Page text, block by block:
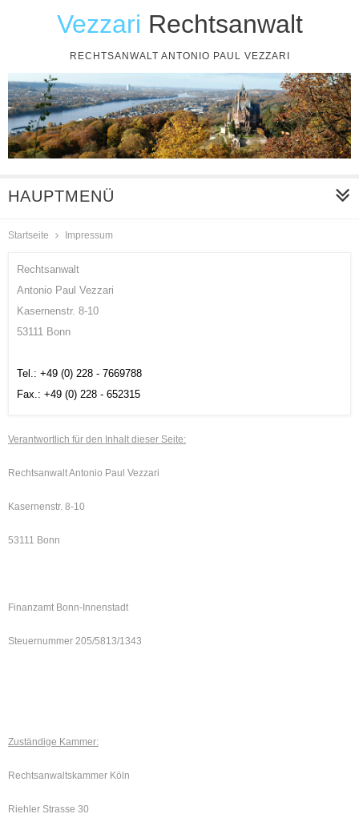
Vezzari Rechtsanwalt
RECHTSANWALT ANTONIO PAUL VEZZARI
HAUPTMENÜ
Startseite Impressum
Rechtsanwalt
Antonio Paul Vezzari
Kasernenstr. 8-10
53111 Bonn
Tel.: +49 (0) 228 - 7669788
Fax.: +49 (0) 228 - 652315
Verantwortlich für den Inhalt dieser Seite:
Rechtsanwalt Antonio Paul Vezzari
Kasernenstr. 8-10
53111 Bonn
Finanzamt Bonn-Innenstadt
Steuernummer 205/5813/1343
Zuständige Kammer:
Rechtsanwaltskammer Köln
Riehler Strasse 30